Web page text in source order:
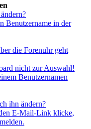
Benutzername in der
die Forenuhr geht
nicht zur Auswahl!
Benutzernamen
ihn ändern?
E-Mail-Link klicke,